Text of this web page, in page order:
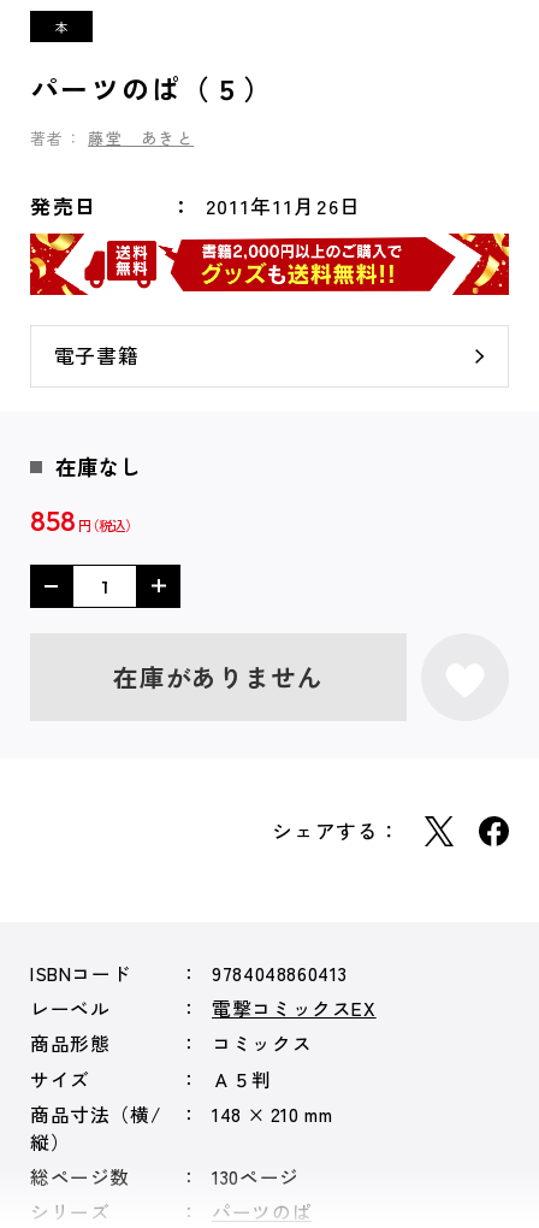
パーツのぱ（５）
著者： 藤堂 あきと
発売日 2011年11月26日
電子書籍
在庫なし
858 円
在庫がありません
シェアする：
ISBNコード
9784048860413
レーベル
電撃コミックスEX
商品形態
コミックス
サイズ
Ａ５判
商品寸法（横/
縦）
148 × 210 mm
総ページ数
130ページ
シリーズ
パーツのぱ